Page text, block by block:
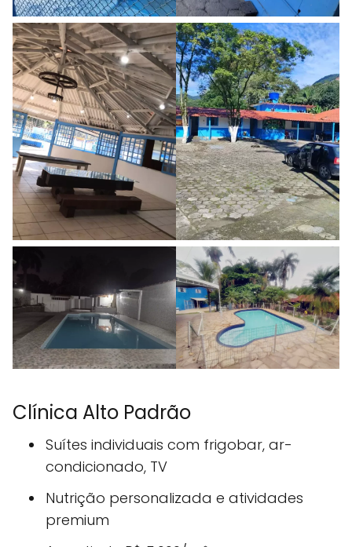
Clínica Alto Padrão
Suítes individuais com frigobar, ar-
condicionado, TV
Nutrição personalizada e atividades
premium